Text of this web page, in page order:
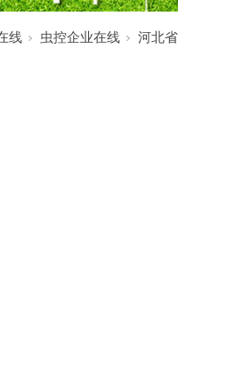
线 虫控企业在线 河北省